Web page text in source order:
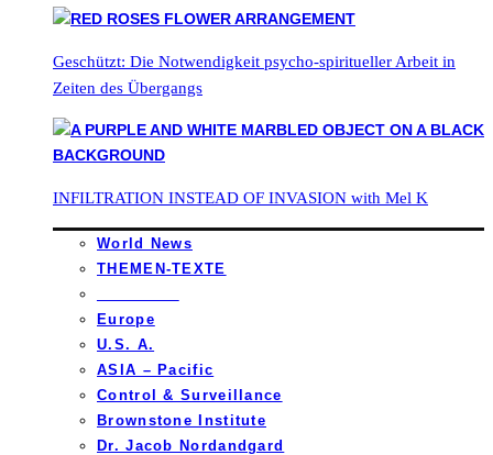
Geschützt: Die Notwendigkeit psycho-spiritueller Arbeit in
Zeiten des Übergangs
INFILTRATION INSTEAD OF INVASION with Mel K
World News
THEMEN-TEXTE
Europe
U.S. A.
ASIA – Pacific
Control & Surveillance
Brownstone Institute
Dr. Jacob Nordandgard